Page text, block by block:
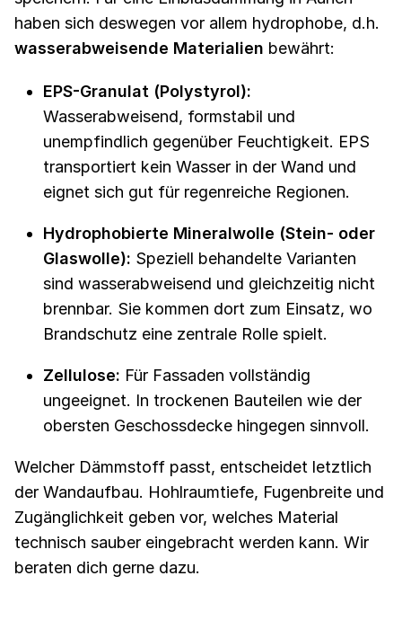
haben sich deswegen vor allem hydrophobe, d.h.
wasserabweisende Materialien bewährt:
EPS-Granulat (Polystyrol):
Wasserabweisend, formstabil und
unempfindlich gegenüber Feuchtigkeit. EPS
transportiert kein Wasser in der Wand und
eignet sich gut für regenreiche Regionen.
Hydrophobierte Mineralwolle (Stein- oder
Glaswolle): Speziell behandelte Varianten
sind wasserabweisend und gleichzeitig nicht
brennbar. Sie kommen dort zum Einsatz, wo
Brandschutz eine zentrale Rolle spielt.
Zellulose: Für Fassaden vollständig
ungeeignet. In trockenen Bauteilen wie der
obersten Geschossdecke hingegen sinnvoll.
Welcher Dämmstoff passt, entscheidet letztlich
der Wandaufbau. Hohlraumtiefe, Fugenbreite und
Zugänglichkeit geben vor, welches Material
technisch sauber eingebracht werden kann. Wir
beraten dich gerne dazu.